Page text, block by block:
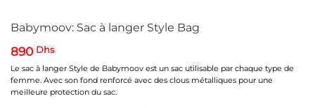
Babymoov: Sac à langer Style Bag
890 Dhs
Le sac à langer Style de Babymoov est un sac utilisable par chaque type de
femme. Avec son fond renforcé avec des clous métalliques pour une
meilleure protection du sac.